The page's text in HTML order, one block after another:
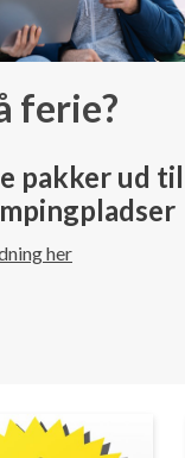
ferie?
pakker ud til
her